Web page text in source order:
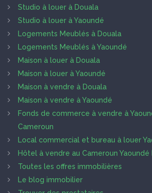
Studio à louer à Douala
Studio à louer à Yaoundé
Logements Meublés à Douala
Logements Meublés à Yaoundé
Maison à louer à Douala
Maison à louer à Yaoundé
Maison à vendre à Douala
Maison à vendre à Yaoundé
Fonds de commerce à vendre à
Cameroun
Local commercial et bureau à louer
Hôtel à vendre au Cameroun Yaoundé
Toutes les offres immobilières
Le blog immobilier